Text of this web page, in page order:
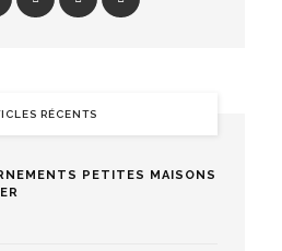
RÉCENTS
PETITES MAISONS